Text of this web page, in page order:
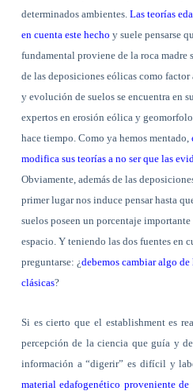
determinados ambientes. Las teorías
en cuenta este hecho y suele pensarse
fundamental proviene de la roca madre
de las deposiciones eólicas como
y evolución de suelos se encuentra en
expertos en erosión eólica y
hace tiempo. Como ya hemos mentado,
modifica sus teorías a no ser que las
Obviamente, además de las
primer lugar nos induce pensar hasta
suelos poseen un porcentaje
espacio. Y teniendo las dos fuentes en
preguntarse: ¿debemos cambiar algo
clásicas?
Si es cierto que el establishment es
percepción de la ciencia que guía y
información a “digerir” es difícil y
material edafogenético proveniente de